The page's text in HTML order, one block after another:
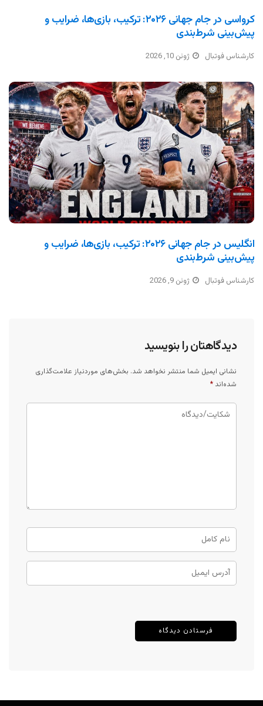
کرواسی در جام جهانی ۲۰۲۶: ترکیب، بازی‌ها، ضرایب و
پیش‌بینی شرط‌بندی
کارشناس فوتبال ژوئن 10, 2026
انگلیس در جام جهانی ۲۰۲۶: ترکیب، بازی‌ها، ضرایب و
پیش‌بینی شرط‌بندی
کارشناس فوتبال ژوئن 9, 2026
دیدگاهتان را بنویسید
نشانی ایمیل شما منتشر نخواهد شد. بخش‌های موردنیاز علامت‌گذاری
شده‌اند *